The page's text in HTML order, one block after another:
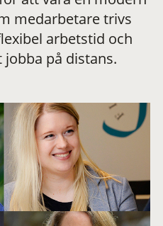
medarbetare trivs
arbetstid och
på distans.